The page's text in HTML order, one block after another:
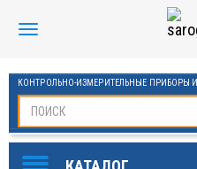
КОНТРОЛЬНО-ИЗМЕРИТЕЛЬНЫЕ ПРИБОРЫ И